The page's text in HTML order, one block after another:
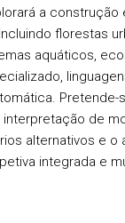
a construção
florestas
aquáticos,
Pretende-
de
alternativos e o
integrada e